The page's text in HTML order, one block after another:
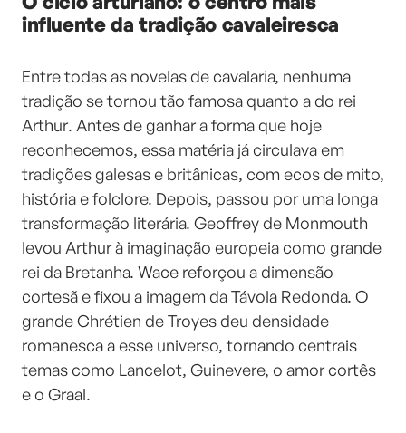
influente da tradição cavaleiresca
Entre todas as novelas de cavalaria, nenhuma
tradição se tornou tão famosa quanto a do rei
Arthur. Antes de ganhar a forma que hoje
reconhecemos, essa matéria já circulava em
tradições galesas e britânicas, com ecos de mito,
história e folclore. Depois, passou por uma longa
transformação literária. Geoffrey de Monmouth
levou Arthur à imaginação europeia como grande
rei da Bretanha. Wace reforçou a dimensão
cortesã e fixou a imagem da Távola Redonda. O
grande Chrétien de Troyes deu densidade
romanesca a esse universo, tornando centrais
temas como Lancelot, Guinevere, o amor cortês
e o Graal.